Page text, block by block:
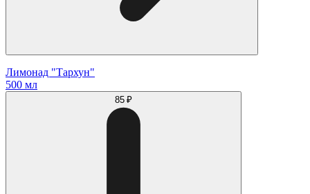
Лимонад "Тархун"
500 мл
85 ₽